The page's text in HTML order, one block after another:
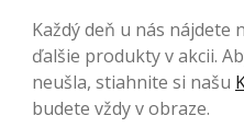
Každý deň u nás nájdete
ďalšie produkty v akcii.
neušla, stiahnite si našu
budete vždy v obraze.